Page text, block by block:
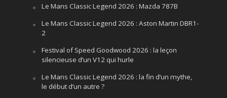
Le Mans Classic Legend 2026 : Mazda 787B
Le Mans Classic Legend 2026 : Aston Martin DBR1-
2
Festival of Speed Goodwood 2026 : la leçon
silencieuse d’un V12 qui hurle
Le Mans Classic Legend 2026 : la fin d’un mythe,
le début d’un autre ?